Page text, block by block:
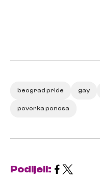
beograd pride gay
povorka ponosa
Podijeli: